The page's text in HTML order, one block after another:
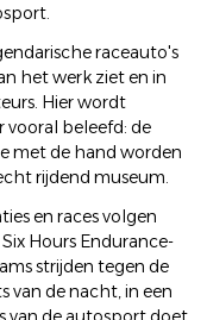
raceauto's
het werk ziet en in
Hier wordt
vooral beleefd: de
met de hand worden
rijdend museum.
en races volgen
Hours Endurance-
strijden tegen de
van de nacht, in een